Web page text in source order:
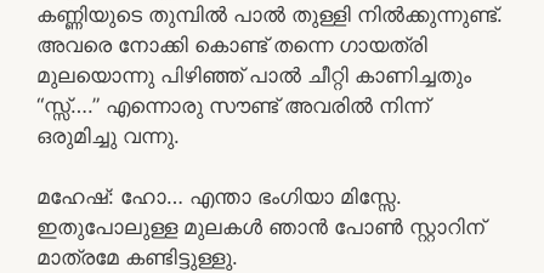
കണ്ണിയുടെ തുമ്പിൽ പാൽ തുള്ളി നിൽക്കുന്നുണ്ട്.
അവരെ നോക്കി കൊണ്ട് തന്നെ ഗായത്രി
മുലയൊന്നു പിഴിഞ്ഞ് പാൽ ചീറ്റി കാണിച്ചതും
“സ്സ്‌….” എന്നൊരു സൗണ്ട് അവരിൽ നിന്ന്
ഒരുമിച്ചു വന്നു.
മഹേഷ്‌: ഹോ… എന്താ ഭംഗിയാ മിസ്സേ.
ഇതുപോലുള്ള മുലകൾ ഞാൻ പോൺ സ്റ്റാറിന്
മാത്രമേ കണ്ടിട്ടുള്ളു.